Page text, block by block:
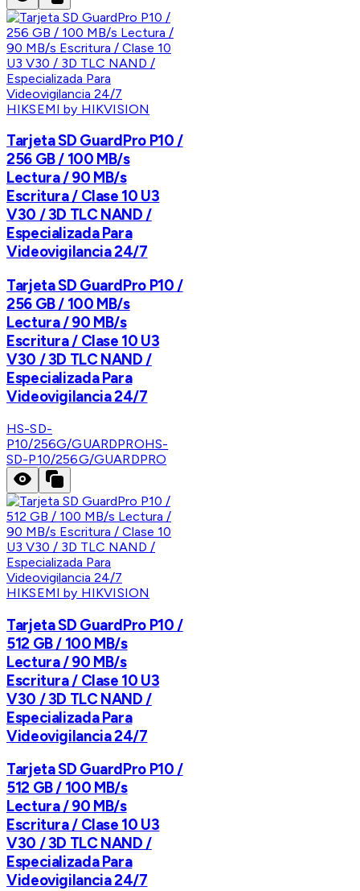
HIKSEMI by HIKVISION
Tarjeta SD GuardPro P10 /
256 GB / 100 MB/s
Lectura / 90 MB/s
Escritura / Clase 10 U3
V30 / 3D TLC NAND /
Especializada Para
Videovigilancia 24/7
Tarjeta SD GuardPro P10 /
256 GB / 100 MB/s
Lectura / 90 MB/s
Escritura / Clase 10 U3
V30 / 3D TLC NAND /
Especializada Para
Videovigilancia 24/7
HS-SD-
P10/256G/GUARDPROHS-
SD-P10/256G/GUARDPRO
HIKSEMI by HIKVISION
Tarjeta SD GuardPro P10 /
512 GB / 100 MB/s
Lectura / 90 MB/s
Escritura / Clase 10 U3
V30 / 3D TLC NAND /
Especializada Para
Videovigilancia 24/7
Tarjeta SD GuardPro P10 /
512 GB / 100 MB/s
Lectura / 90 MB/s
Escritura / Clase 10 U3
V30 / 3D TLC NAND /
Especializada Para
Videovigilancia 24/7